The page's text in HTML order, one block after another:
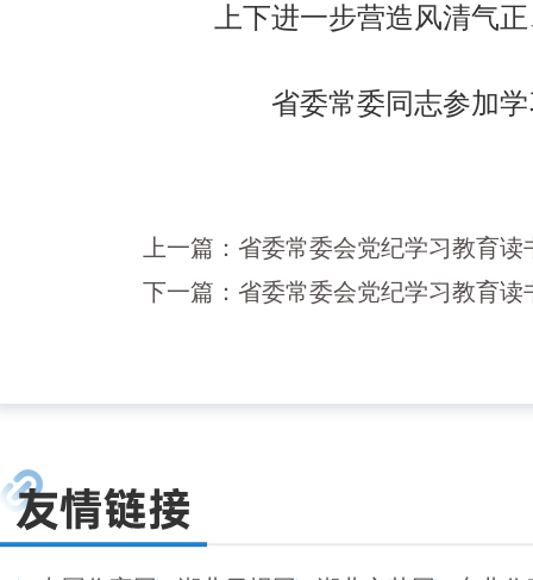
上下进一步营造风清气
省委常委同志参加
上一篇： 省委常委会党纪学习教育
下一篇： 省委常委会党纪学习教育读